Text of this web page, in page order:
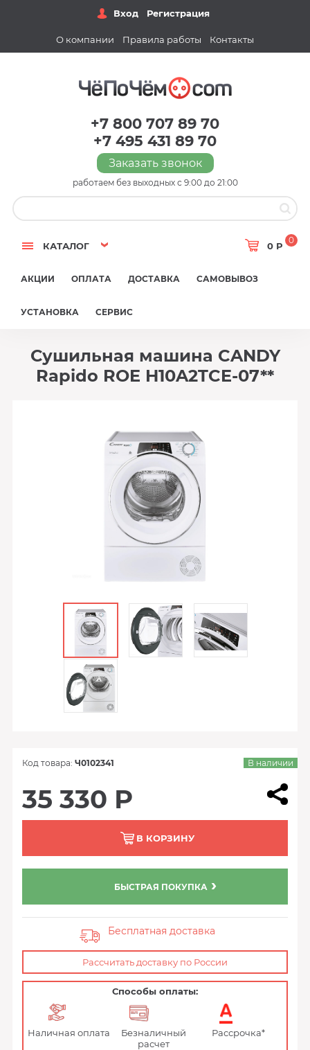
Вход Регистрация
О компании Правила работы Контакты
+7 800 707 89 70
+7 495 431 89 70
Заказать звонок
работаем без выходных с 9:00 до 21:00
КАТАЛОГ 0 Р
0
АКЦИИ ОПЛАТА ДОСТАВКА САМОВЫВОЗ
УСТАНОВКА СЕРВИС
Сушильная машина CANDY
Rapido ROE H10A2TCE-07**
Код товара: Ч0102341 В наличии
35 330 Р
В КОРЗИНУ
БЫСТРАЯ ПОКУПКА
Бесплатная доставка
Рассчитать доставку по России
Способы оплаты:
Наличная оплата
Безналичный
расчет
Рассрочка*